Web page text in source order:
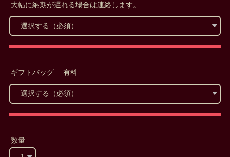
大幅に納期が遅れる場合は連絡します。
ギフトバッグ 有料
数量